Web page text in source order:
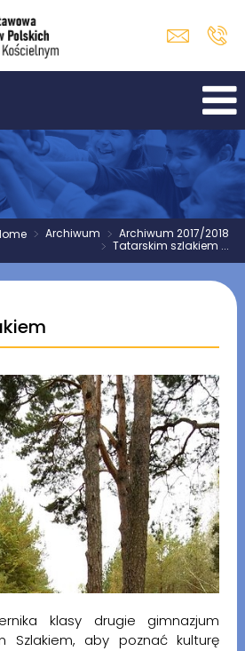
> Archiwum > Archiwum 2017/2018
> Tatarskim szlakiem ...
klasy drugie gimnazjum
Szlakiem, aby poznać kulturę